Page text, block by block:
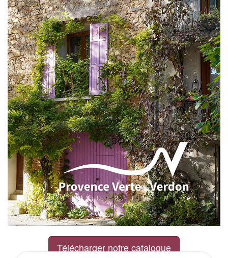
Télécharger notre catalogue